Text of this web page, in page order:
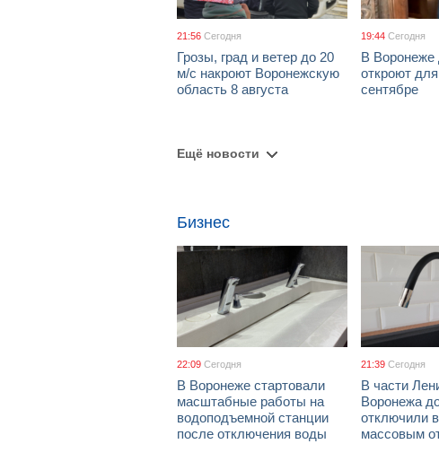
21:56 Сегодня
Грозы, град и ветер до 20
м/с накроют Воронежскую
область 8 августа
19:44 Сегодня
В Воронеже
откроют
сентябре
Ещё новости
Бизнес
22:09 Сегодня
В Воронеже стартовали
масштабные работы на
водоподъемной станции
после отключения воды
21:39 Сегодня
В части
Воронежа
отключили
массовым